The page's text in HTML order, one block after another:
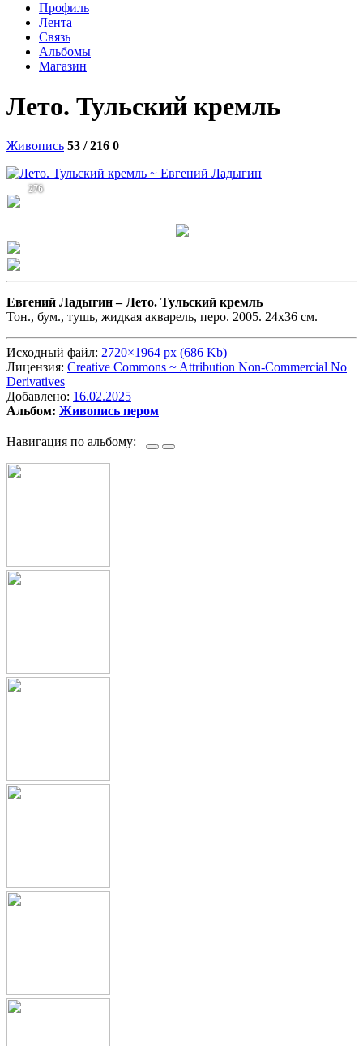
Профиль
Лента
Связь
Альбомы
Магазин
Лето. Тульский кремль
Живопись 53 / 216 0
276
Евгений Ладыгин –Лето. Тульский кремль
Тон., бум., тушь, жидкая акварель, перо. 2005. 24х36 см.
Исходный файл: 2720×1964 px (686 Kb)
Лицензия: Creative Commons ~ Attribution Non-Commercial No
Derivatives
Добавлено: 16.02.2025
Альбом: Живопись пером
Навигация по альбому: